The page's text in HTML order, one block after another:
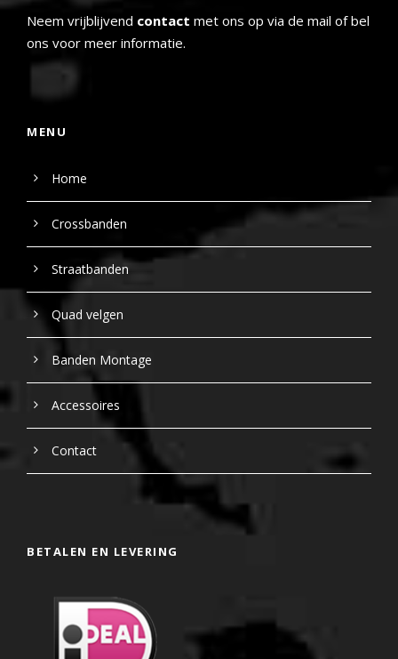
Neem vrijblijvend contact met ons op via de mail of bel
ons voor meer informatie.
MENU
Home
Crossbanden
Straatbanden
Quad velgen
Banden Montage
Accessoires
Contact
BETALEN EN LEVERING